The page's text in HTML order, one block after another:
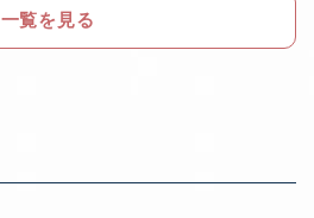
一覧を見る